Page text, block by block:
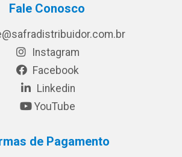
Fale Conosco
Instagram
Facebook
Linkedin
YouTube
de Pagamento